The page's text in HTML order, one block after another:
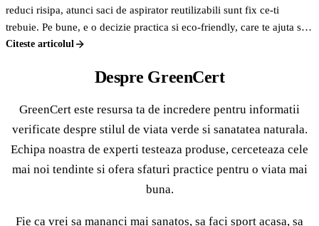
reduci risipa, atunci saci de aspirator reutilizabili sunt fix ce-ti
trebuie. Pe bune, e o decizie practica si eco-friendly, care te ajuta sa
economisesti bani pe termen lung si sa contribui la un mediu mai
speli, si gata, sunt ca noi.
Citeste articolul
Despre GreenCert
GreenCert este resursa ta de incredere pentru informatii
verificate despre stilul de viata verde si sanatatea naturala.
Echipa noastra de experti testeaza produse, cerceteaza cele
mai noi tendinte si ofera sfaturi practice pentru o viata mai
buna.
Fie ca vrei sa mananci mai sanatos, sa faci sport acasa, sa